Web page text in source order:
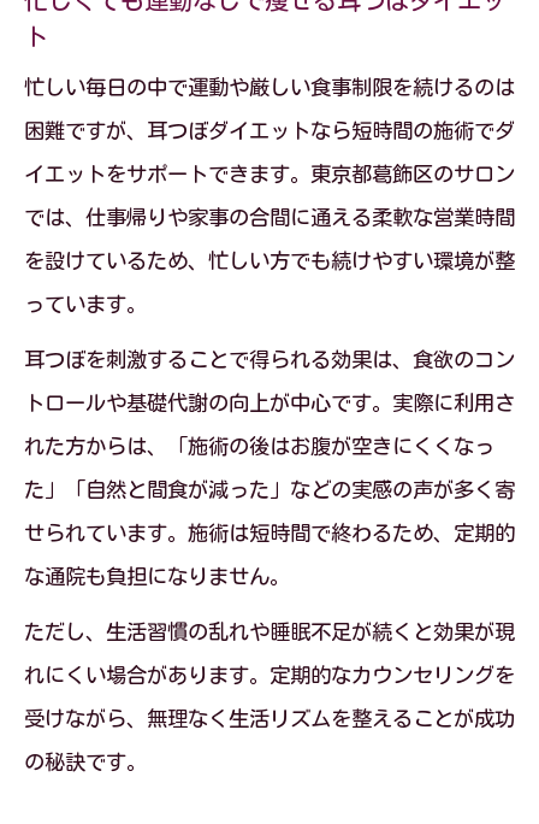
ト
忙しい毎日の中で運動や厳しい食事制限を続けるのは
困難ですが、耳つぼダイエットなら短時間の施術でダ
イエットをサポートできます。東京都葛飾区のサロン
では、仕事帰りや家事の合間に通える柔軟な営業時間
を設けているため、忙しい方でも続けやすい環境が整
っています。
耳つぼを刺激することで得られる効果は、食欲のコン
トロールや基礎代謝の向上が中心です。実際に利用さ
れた方からは、「施術の後はお腹が空きにくくなっ
た」「自然と間食が減った」などの実感の声が多く寄
せられています。施術は短時間で終わるため、定期的
な通院も負担になりません。
ただし、生活習慣の乱れや睡眠不足が続くと効果が現
れにくい場合があります。定期的なカウンセリングを
受けながら、無理なく生活リズムを整えることが成功
の秘訣です。